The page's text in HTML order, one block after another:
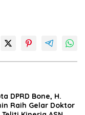
DPRD Bone, H.
Raih Gelar Doktor